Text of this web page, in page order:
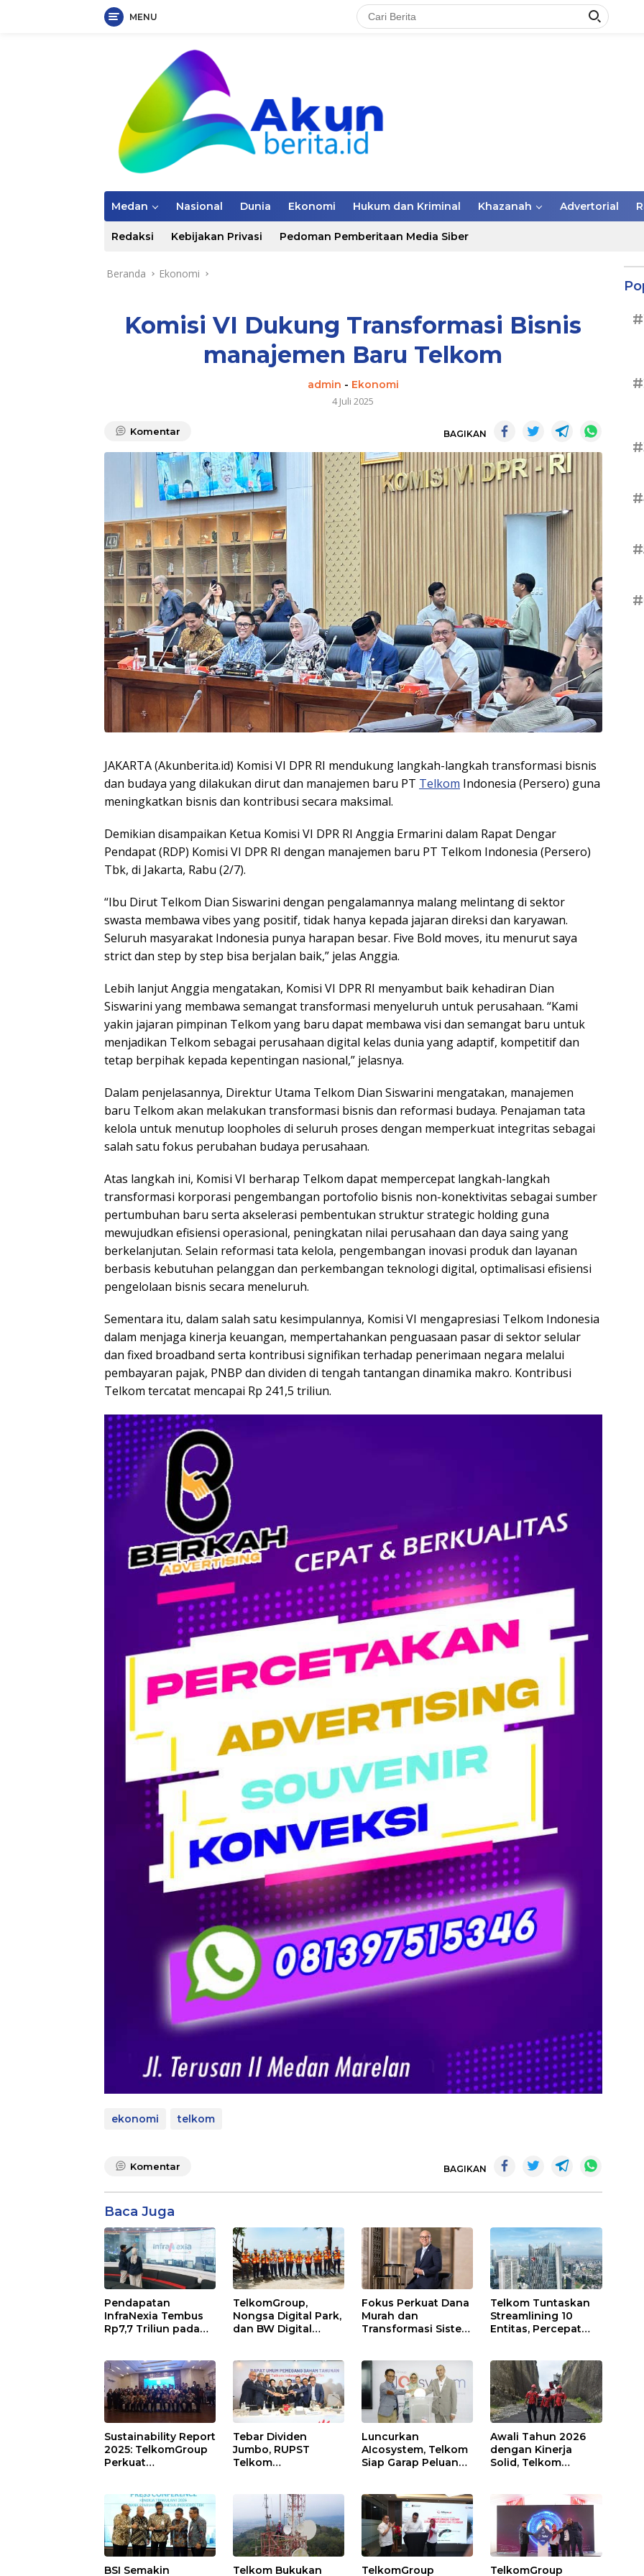
MENU
Medan Nasional Dunia Ekonomi Hukum dan Kriminal Khazanah Advertorial
Redaksi Kebijakan Privasi Pedoman Pemberitaan Media Siber
Beranda Ekonomi
Komisi VI Dukung Transformasi Bisnis
manajemen Baru Telkom
admin - Ekonomi
4 Juli 2025
Komentar BAGIKAN
JAKARTA (Akunberita.id) Komisi VI DPR RI mendukung langkah-langkah transformasi bisnis
dan budaya yang dilakukan dirut dan manajemen baru PT Telkom Indonesia (Persero) guna
meningkatkan bisnis dan kontribusi secara maksimal.
Demikian disampaikan Ketua Komisi VI DPR RI Anggia Ermarini dalam Rapat Dengar
Pendapat (RDP) Komisi VI DPR RI dengan manajemen baru PT Telkom Indonesia (Persero)
Tbk, di Jakarta, Rabu (2/7).
“Ibu Dirut Telkom Dian Siswarini dengan pengalamannya malang melintang di sektor
swasta membawa vibes yang positif, tidak hanya kepada jajaran direksi dan karyawan.
Seluruh masyarakat Indonesia punya harapan besar. Five Bold moves, itu menurut saya
strict dan step by step bisa berjalan baik,” jelas Anggia.
Lebih lanjut Anggia mengatakan, Komisi VI DPR RI menyambut baik kehadiran Dian
Siswarini yang membawa semangat transformasi menyeluruh untuk perusahaan. “Kami
yakin jajaran pimpinan Telkom yang baru dapat membawa visi dan semangat baru untuk
menjadikan Telkom sebagai perusahaan digital kelas dunia yang adaptif, kompetitif dan
tetap berpihak kepada kepentingan nasional,” jelasnya.
Dalam penjelasannya, Direktur Utama Telkom Dian Siswarini mengatakan, manajemen
baru Telkom akan melakukan transformasi bisnis dan reformasi budaya. Penajaman tata
kelola untuk menutup loopholes di seluruh proses dengan memperkuat integritas sebagai
salah satu fokus perubahan budaya perusahaan.
Atas langkah ini, Komisi VI berharap Telkom dapat mempercepat langkah-langkah
transformasi korporasi pengembangan portofolio bisnis non-konektivitas sebagai sumber
pertumbuhan baru serta akselerasi pembentukan struktur strategic holding guna
mewujudkan efisiensi operasional, peningkatan nilai perusahaan dan daya saing yang
berkelanjutan. Selain reformasi tata kelola, pengembangan inovasi produk dan layanan
berbasis kebutuhan pelanggan dan perkembangan teknologi digital, optimalisasi efisiensi
pengelolaan bisnis secara meneluruh.
Sementara itu, dalam salah satu kesimpulannya, Komisi VI mengapresiasi Telkom Indonesia
dalam menjaga kinerja keuangan, mempertahankan penguasaan pasar di sektor selular
dan fixed broadband serta kontribusi signifikan terhadap penerimaan negara melalui
pembayaran pajak, PNBP dan dividen di tengah tantangan dinamika makro. Kontribusi
Telkom tercatat mencapai Rp 241,5 triliun.
ekonomi telkom
Komentar BAGIKAN
Baca Juga
Pendapatan
InfraNexia Tembus
Rp7,7 Triliun pada
Melonjak 31 Persen
TelkomGroup,
Nongsa Digital Park,
dan BW Digital
melalui Sistem Kabel
Laut NCC
Fokus Perkuat Dana
Murah dan
Transformasi Sistem
Tumbuh 16,73%
Pada Mei 2026
Telkom Tuntaskan
Streamlining 10
Entitas, Percepat
Holding
Sustainability Report
2025: TelkomGroup
Perkuat
untuk Pertumbuhan
Berkelanjutan
Tebar Dividen
Jumbo, RUPST
Telkom
Luncurkan
AIcosystem, Telkom
Siap Garap Peluang
Awali Tahun 2026
dengan Kinerja
Solid, Telkom
dan Eksekusi
Transformasi
BSI Semakin Telkom Bukukan TelkomGroup TelkomGroup